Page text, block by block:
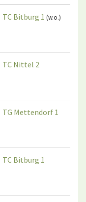
TC Bitburg 1 (w.o.)
TC Nittel 2
TG Mettendorf 1
TC Bitburg 1